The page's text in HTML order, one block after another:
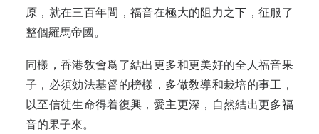
原，就在三百年‍間，福音在極大的阻力之下，征服了
整個‍羅馬帝國。‍
同樣，香港敎會爲了結出更多和更美‍好的全人福音果
子，必須効法基督的榜樣‍，多做敎導和栽培的事工，
以至信徒生命‍得着復興，愛主更深，自然結出更多福
音‍的果子來。‍